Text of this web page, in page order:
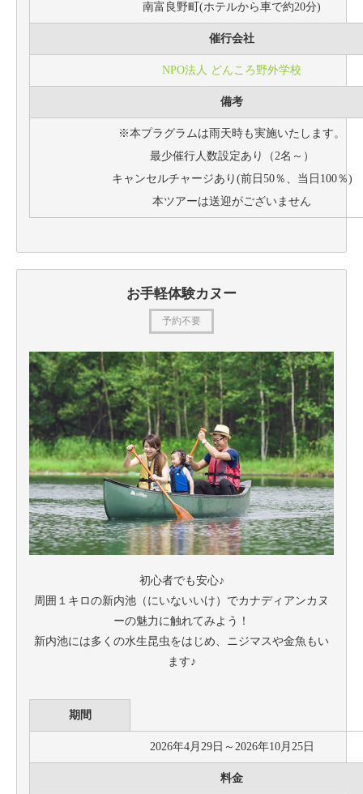
南富良野町(ホテルから車で約20分)
催行会社
NPO法人 どんころ野外学校
備考
※本プラグラムは雨天時も実施いたします。
最少催行人数設定あり（2名～）
キャンセルチャージあり(前日50％、当日100％)
本ツアーは送迎がございません
お手軽体験カヌー
予約不要
初心者でも安心♪
周囲１キロの新内池（にいないいけ）でカナディアンカヌ
ーの魅力に触れてみよう！
新内池には多くの水生昆虫をはじめ、ニジマスや金魚もい
ます♪
期間
2026年4月29日～2026年10月25日
料金